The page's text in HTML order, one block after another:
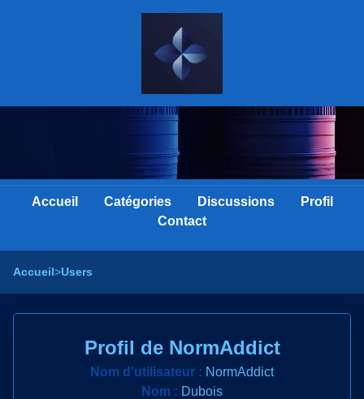
Accueil Catégories Discussions
Profil
Contact
Accueil>Users
Profil de NormAddict
Nom d'utilisateur : NormAddict
Nom : Dubois